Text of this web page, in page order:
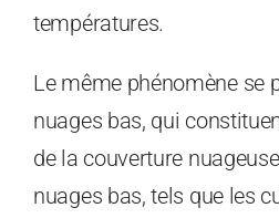
températures.
Le même phénomène se
nuages ​​bas, qui
de la couverture
nuages ​​bas, tels que les